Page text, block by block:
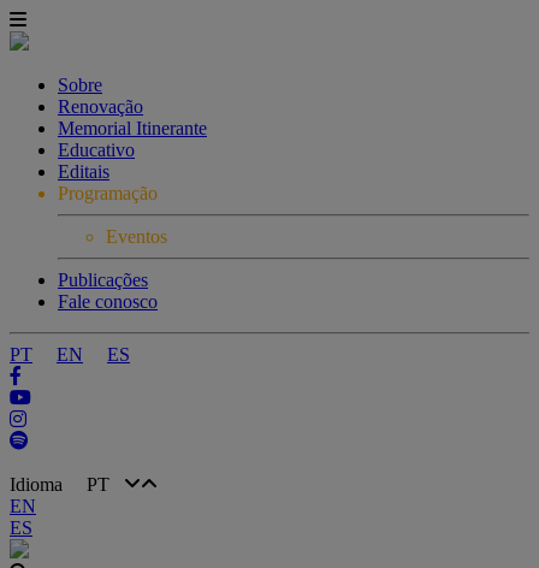
Sobre
Renovação
Memorial Itinerante
Educativo
Editais
Programação
Eventos
Publicações
Fale conosco
PT EN ES
Idioma PT
EN
ES